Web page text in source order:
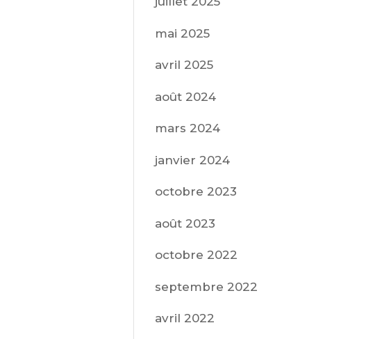
mai 2025
avril 2025
août 2024
mars 2024
janvier 2024
octobre 2023
août 2023
octobre 2022
septembre 2022
avril 2022